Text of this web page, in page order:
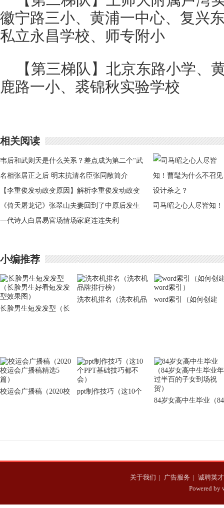
徽宁路三小、黄浦一中心、复兴
私立永昌学校、师专附小
【第三梯队】北京东路小学、
鹿路一小、裘锦秋实验学校
相关阅读
韦后和武则天是什么关系？差点成为第二个“武
则天”的女人
名相张居正之后 明末抗清名臣张同敞简介
【李重俊发动政变原因】解析李重俊发动政变
的真正原因是什么
《倚天屠龙记》张翠山夫妻回到了中原后发生
了什么
一代诗人白居易官场情场家庭连连失利
司马昭之心人尽皆知！
小编推荐
长脸男生短发发型（长
洗衣机排名（洗衣机品
word索引（如何创建
校运会广播稿（2020校
ppt制作技巧（这10个
84岁女高中生毕业（84
关于我们 | 广告服务 | 诚聘英才
Powered by